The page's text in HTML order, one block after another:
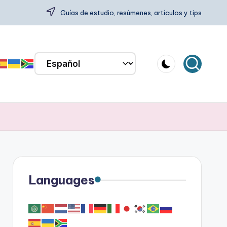
Guías de estudio, resúmenes, artículos y tips
Languages